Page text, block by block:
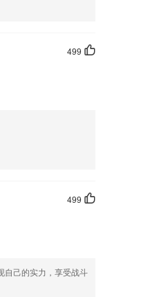
499
499
自己的实力，享受战斗